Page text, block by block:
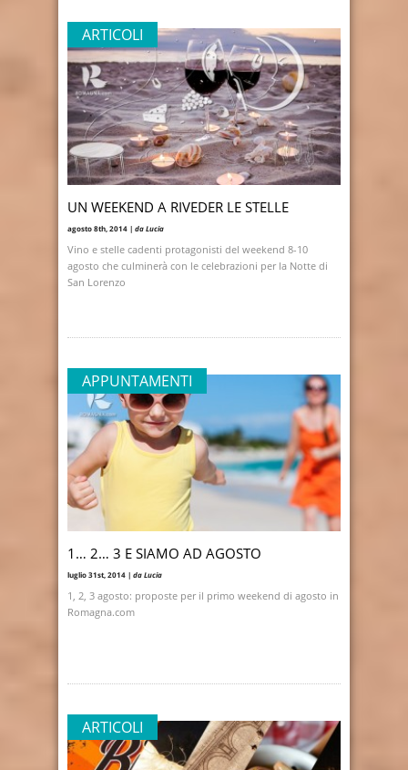
ARTICOLI
UN WEEKEND A RIVEDER LE STELLE
agosto 8th, 2014 | da Lucia
Vino e stelle cadenti protagonisti del weekend 8-10
agosto che culminerà con le celebrazioni per la Notte di
San Lorenzo
APPUNTAMENTI
1… 2… 3 E SIAMO AD AGOSTO
luglio 31st, 2014 | da Lucia
1, 2, 3 agosto: proposte per il primo weekend di agosto in
Romagna.com
ARTICOLI